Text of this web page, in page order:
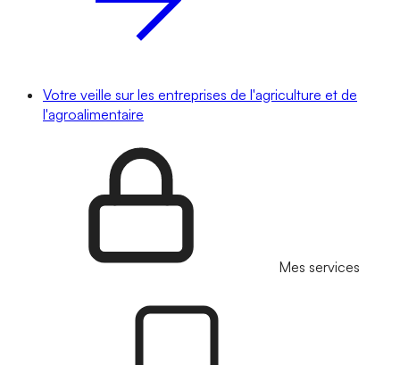
Votre veille sur les entreprises de l'agriculture et de
l'agroalimentaire
Mes services